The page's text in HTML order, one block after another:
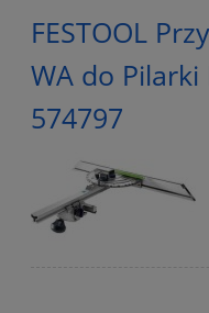
FESTOOL
WA do Pilarki
574797